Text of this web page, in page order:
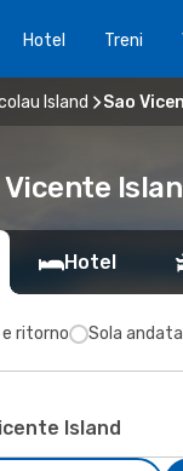
Hotel Treni
Island Sao
Vicente
Hotel
ritorno Sola andata